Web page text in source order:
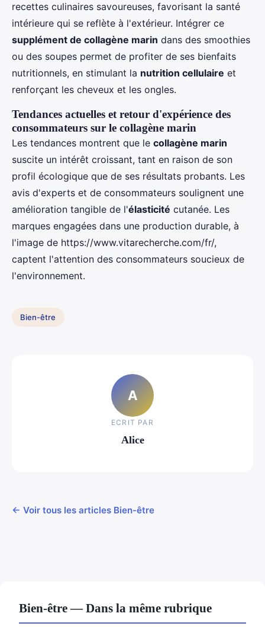
recettes culinaires savoureuses, favorisant la santé
intérieure qui se reflète à l'extérieur. Intégrer ce
supplément de collagène marin dans des smoothies
ou des soupes permet de profiter de ses bienfaits
nutritionnels, en stimulant la nutrition cellulaire et
renforçant les cheveux et les ongles.
Tendances actuelles et retour d'expérience des
consommateurs sur le collagène marin
Les tendances montrent que le collagène marin
suscite un intérêt croissant, tant en raison de son
profil écologique que de ses résultats probants. Les
avis d'experts et de consommateurs soulignent une
amélioration tangible de l'élasticité cutanée. Les
marques engagées dans une production durable, à
l'image de https://www.vitarecherche.com/fr/,
captent l'attention des consommateurs soucieux de
l'environnement.
Bien-être
A
ECRIT PAR
Alice
← Voir tous les articles Bien-être
Bien-être — Dans la même rubrique